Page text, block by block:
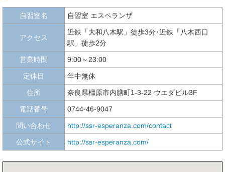
自習室名 自習室 エスペランザ
アクセス
近鉄「大和八木駅」徒歩3分･近鉄「八木西口
駅」徒歩2分
営業時間 9:00～23:00
定休日 年中無休
住所 奈良県橿原市内膳町1-3-22 ウエダビル3F
電話番号 0744-46-9047
問い合わせ http://ssr-esperanza.com/contact
公式サイト http://ssr-esperanza.com/